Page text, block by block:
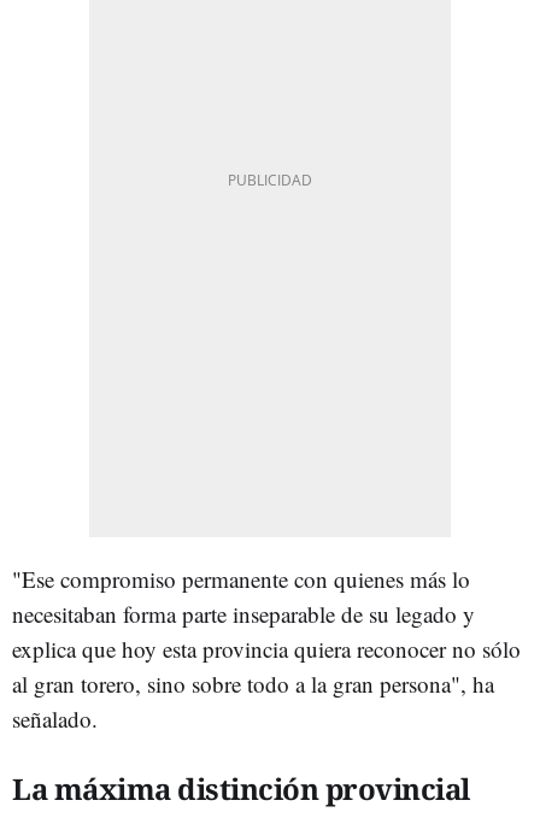
"Ese compromiso permanente con quienes más lo
necesitaban forma parte inseparable de su legado y
explica que hoy esta provincia quiera reconocer no sólo
al gran torero, sino sobre todo a la gran persona", ha
señalado.
La máxima distinción provincial